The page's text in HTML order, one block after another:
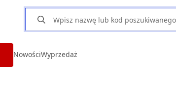
NowościWyprzedaż